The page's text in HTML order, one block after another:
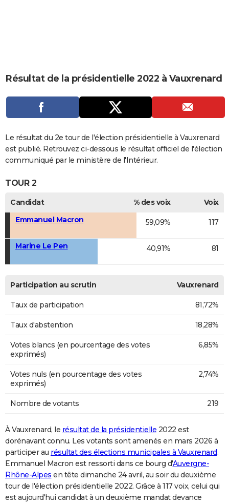
CARTE DE VOEUX
DICTIONNAIRE
Dictionnaire
Biographies
Expressions
Proverbes
PROGRAMME TV
COPAINS D'AVANT
S'inscrire
Se connecter
Lycées
Collèges
Primaires
Universités
Entreprises
Service militaire
Avis de recherche
AVIS DE DÉCÈS
FORUM
Bricolage
Culture
Television
Voyage
Résultat de la présidentielle 2022 à Vauxrenard
Le résultat du 2e tour de l'élection présidentielle à Vauxrenard
est publié. Retrouvez ci-dessous le résultat officiel de l'élection
communiqué par le ministère de l'Intérieur.
TOUR 2
Candidat % des voix
Voix
Emmanuel Macron
59,09% 117
Marine Le Pen 40,91% 81
Participation au scrutin Vauxrenard
Taux de participation 81,72%
Taux d'abstention 18,28%
Votes blancs (en pourcentage des votes
exprimés)
6,85%
Votes nuls (en pourcentage des votes
exprimés)
2,74%
Nombre de votants 219
À Vauxrenard, le résultat de la présidentielle 2022 est
dorénavant connu. Les votants sont amenés en mars 2026 à
participer au résultat des élections municipales à Vauxrenard.
Emmanuel Macron est ressorti dans ce bourg d'Auvergne-
Rhône-Alpes en tête dimanche 24 avril, au soir du deuxième
tour de l'élection présidentielle 2022. Grâce à 117 voix, celui qui
est aujourd'hui candidat à un deuxième mandat devance